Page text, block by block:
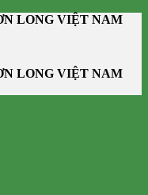
LONG VIỆT NAM
LONG VIỆT NAM